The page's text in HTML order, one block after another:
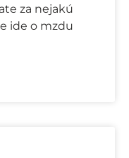
za nejakú
ide o mzdu